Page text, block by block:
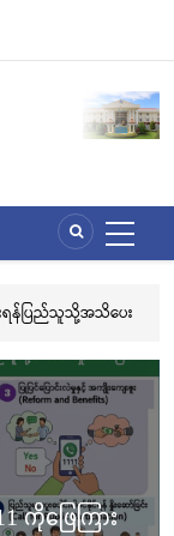
ည့် မြို့နာမ်ရွှေစေတီတော်
း ကျင်းပ
ဝင်ဆုတောင်းပြည့်
ြည့်ရွှေသင်္ကန်းက